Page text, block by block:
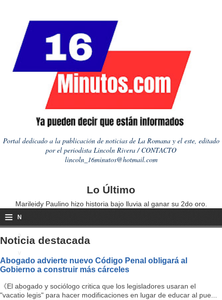
Portal dedicado a la publicación de noticias de La Romana y el este, editado
por el periodista Lincoln Rivera / CONTACTO
lincoln_16minutos@hotmail.com
Lo Último
Marileidy Paulino hizo historia bajo lluvia al ganar su 2do oro.
≡ N
a
i
g
Noticia destacada
Abogado advierte nuevo Código Penal obligará al
Gobierno a construir más cárceles
《El abogado y sociólogo critica que los legisladores usaran el
"vacatio legis" para hacer modificaciones en lugar de educar al pue...